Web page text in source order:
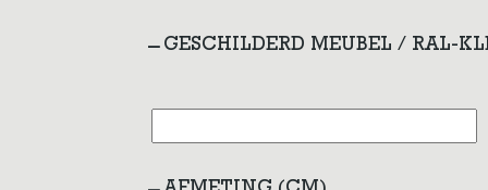
GESCHILDERD MEUBEL / RAL-